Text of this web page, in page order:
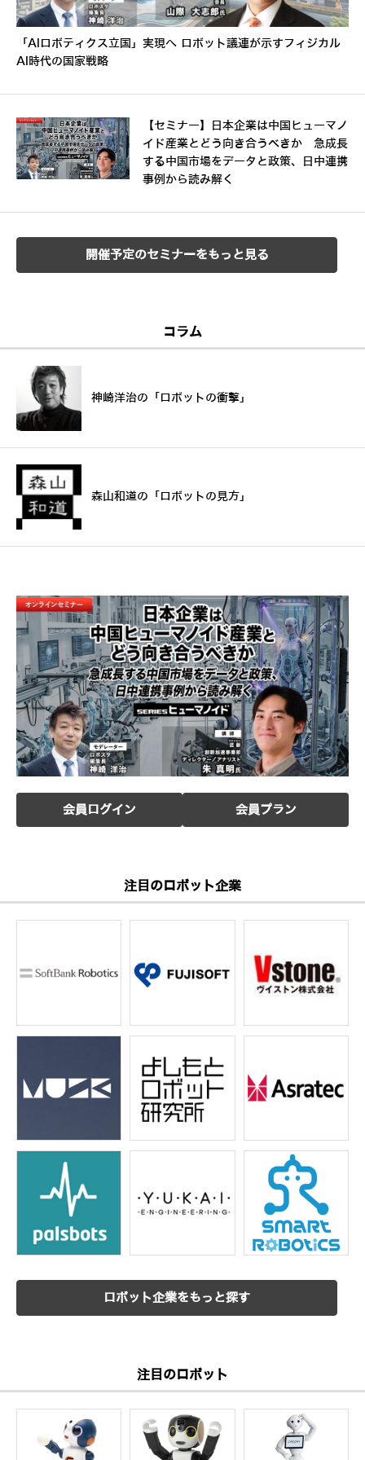
「AIロボティクス立国」実現へ ロボット議連が示すフィジカル
AI時代の国家戦略
【セミナー】日本企業は中国ヒューマノ
イド産業とどう向き合うべきか 急成長
する中国市場をデータと政策、日中連携
事例から読み解く
開催予定のセミナーをもっと見る
コラム
神崎洋治の「ロボットの衝撃」
森山和道の「ロボットの見方」
会員ログイン 会員プラン
注目のロボット企業
ロボット企業をもっと探す
注目のロボット